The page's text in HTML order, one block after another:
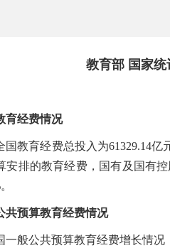
教育部 国家统
经费情况
育经费总投入为61329.14亿
安排的教育经费，国有及国有
预算教育经费情况
般公共预算教育经费增长情况